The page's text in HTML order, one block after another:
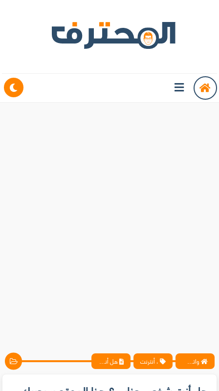
واتس آب ، فيسبوك ، أنترنت ، شروحات تقنية حصرية - المحترف ، أنترنت هل أنت شخص جذاب ؟ هذا الموقع سيجيبك عن هذا السؤال من خلال صورتك